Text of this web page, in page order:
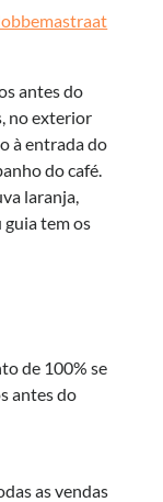
antes do
no exterior
à entrada do
do café.
laranja,
tem os
de 100% se
antes do
as vendas